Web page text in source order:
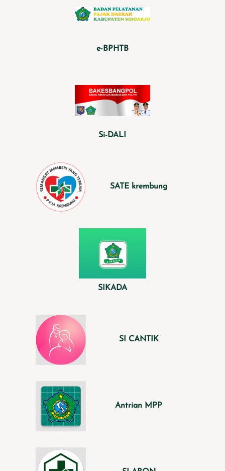
e-BPHTB
Si-DALI
SATE krembung
SIKADA
SI CANTIK
Antrian MPP